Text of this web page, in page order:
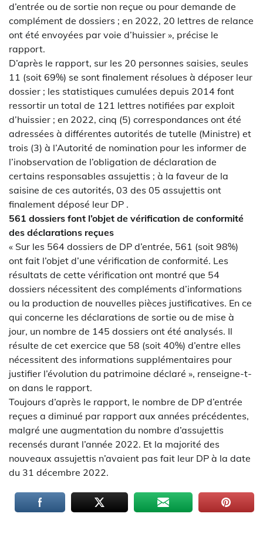
d’entrée ou de sortie non reçue ou pour demande de
complément de dossiers ; en 2022, 20 lettres de relance
ont été envoyées par voie d’huissier », précise le
rapport.
D’après le rapport, sur les 20 personnes saisies, seules
11 (soit 69%) se sont finalement résolues à déposer leur
dossier ; les statistiques cumulées depuis 2014 font
ressortir un total de 121 lettres notifiées par exploit
d’huissier ; en 2022, cinq (5) correspondances ont été
adressées à différentes autorités de tutelle (Ministre) et
trois (3) à l’Autorité de nomination pour les informer de
l’inobservation de l’obligation de déclaration de
certains responsables assujettis ; à la faveur de la
saisine de ces autorités, 03 des 05 assujettis ont
finalement déposé leur DP .
561 dossiers font l’objet de vérification de conformité
des déclarations reçues
« Sur les 564 dossiers de DP d’entrée, 561 (soit 98%)
ont fait l’objet d’une vérification de conformité. Les
résultats de cette vérification ont montré que 54
dossiers nécessitent des compléments d’informations
ou la production de nouvelles pièces justificatives. En ce
qui concerne les déclarations de sortie ou de mise à
jour, un nombre de 145 dossiers ont été analysés. Il
résulte de cet exercice que 58 (soit 40%) d’entre elles
nécessitent des informations supplémentaires pour
justifier l’évolution du patrimoine déclaré », renseigne-t-
on dans le rapport.
Toujours d’après le rapport, le nombre de DP d’entrée
reçues a diminué par rapport aux années précédentes,
malgré une augmentation du nombre d’assujettis
recensés durant l’année 2022. Et la majorité des
nouveaux assujettis n’avaient pas fait leur DP à la date
du 31 décembre 2022.